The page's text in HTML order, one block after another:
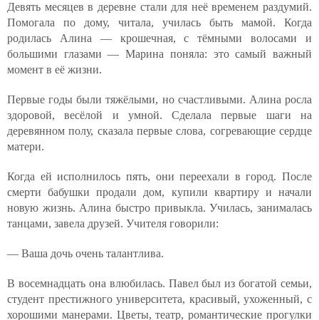
Девять месяцев в деревне стали для неё временем раздумий.
Помогала по дому, читала, училась быть мамой. Когда
родилась Алина — крошечная, с тёмными волосами и
большими глазами — Марина поняла: это самый важный
момент в её жизни.
Первые годы были тяжёлыми, но счастливыми. Алина росла
здоровой, весёлой и умной. Сделала первые шаги на
деревянном полу, сказала первые слова, согревающие сердце
матери.
Когда ей исполнилось пять, они переехали в город. После
смерти бабушки продали дом, купили квартиру и начали
новую жизнь. Алина быстро привыкла. Училась, занималась
танцами, завела друзей. Учителя говорили:
— Ваша дочь очень талантлива.
В восемнадцать она влюбилась. Павел был из богатой семьи,
студент престижного университета, красивый, ухоженный, с
хорошими манерами. Цветы, театр, романтические прогулки